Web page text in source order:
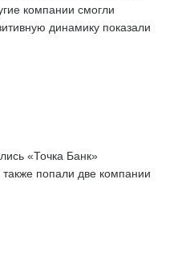
компании смогли
динамику показали
«Точка Банк»
попали две компании